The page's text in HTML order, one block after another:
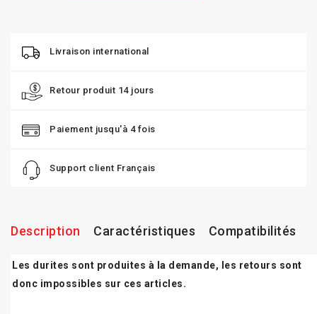
Livraison international
Retour produit 14 jours
Paiement jusqu'à 4 fois
Support client Français
Description Caractéristiques Compatibilités
Les durites sont produites à la demande, les retours sont
donc impossibles sur ces articles.